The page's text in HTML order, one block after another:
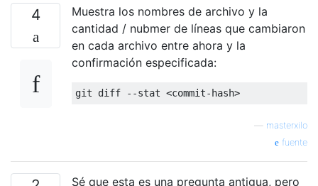
4
Muestra los nombres de archivo y la
cantidad / nubmer de líneas que cambiaron
en cada archivo entre ahora y la
confirmación especificada:
masterxilo
fuente
Sé que esta es una pregunta antigua, pero